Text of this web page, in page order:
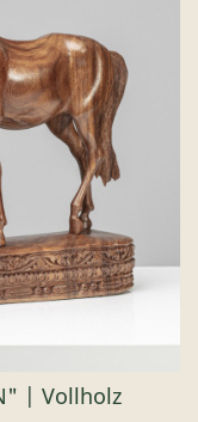
| Vollholz